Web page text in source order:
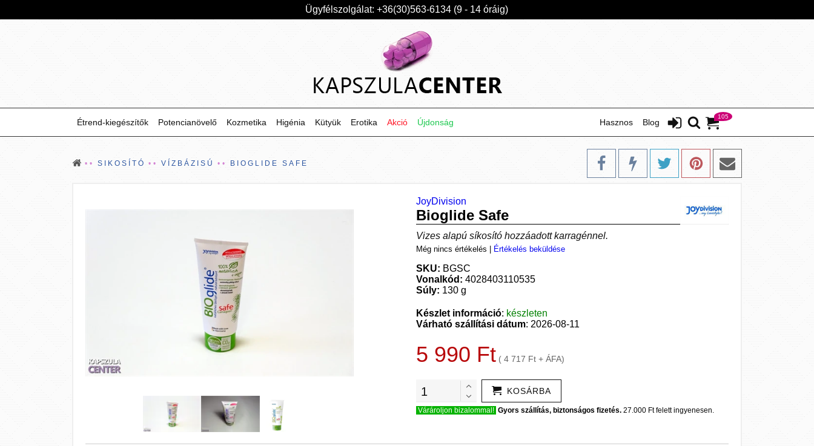
Ügyfélszolgálat: +36(30)563-6134 (9 - 14 óráig)
105
Étrend-kiegészítők Blog
Potencianövelő Hasznos
Kozmetika Higénia Kütyük Erotika Akció Újdonság
SIKOSÍTÓ VÍZBÁZISÚ BIOGLIDE SAFE
JoyDivision
Bioglide Safe
Vizes alapú síkosító hozzáadott karragénnel.
Még nincs értékelés Értékelés beküldése
SKU: BGSC
Vonalkód: 4028403110535
Súly: 130 g
Készlet információ: készleten
Várható szállítási dátum: 2026-08-11
5 990 Ft ( 4 717 Ft + ÁFA)
KOSÁRBA
Várároljon bizalommal! Gyors szállítás, biztonságos fizetés. 27.000 Ft felett ingyenesen.